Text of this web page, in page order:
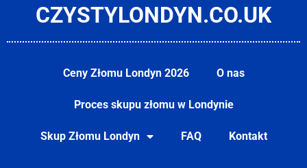
CZYSTYLONDYN.CO.UK
Ceny Złomu Londyn 2026 O nas
Proces skupu złomu w Londynie
Skup Złomu Londyn FAQ Kontakt